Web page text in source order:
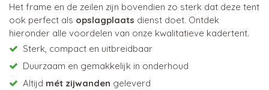
Het frame en de zeilen zijn bovendien zo sterk dat deze tent
ook perfect als opslagplaats dienst doet. Ontdek
hieronder alle voordelen van onze kwalitatieve kadertent.
Sterk, compact en uitbreidbaar
Duurzaam en gemakkelijk in onderhoud
Altijd mét zijwanden geleverd